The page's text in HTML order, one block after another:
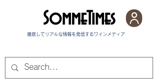
徹底してリアルな情報を発信する​ワインメディア
SommeTimes